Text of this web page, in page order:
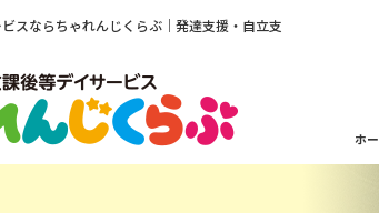
スならちゃれんじくらぶ｜発達支援・自立支
ホ